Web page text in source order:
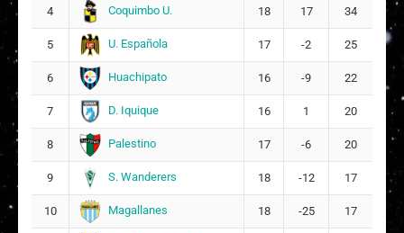
I Isidora Antonia Lucero Ramos
4 Coquimbo U. 18 17 34
5 U. Española 17 -2 25
6 Huachipato 16 -9 22
7 D. Iquique 16 1 20
8 Palestino 17 -6 20
9 S. Wanderers 18 -12 17
10 Magallanes 18 -25 17